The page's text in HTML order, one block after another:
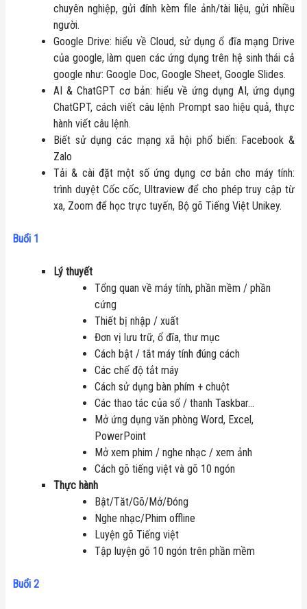
chuyên nghiệp, gửi đính kèm file ảnh/tài liệu, gửi nhiều
người.
Google Drive: hiểu về Cloud, sử dụng ổ đĩa mạng Drive
của google, làm quen các ứng dụng trên hệ sinh thái cả
google như: Google Doc, Google Sheet, Google Slides.
AI & ChatGPT cơ bản: hiểu về ứng dụng AI, ứng dụng
ChatGPT, cách viết câu lệnh Prompt sao hiệu quả, thực
hành viết câu lệnh.
Biết sử dụng các mạng xã hội phổ biến: Facebook &
Zalo
Tải & cài đặt một số ứng dụng cơ bản cho máy tính:
trình duyệt Cốc cốc, Ultraview để cho phép truy cập từ
xa, Zoom để học trực tuyến, Bộ gõ Tiếng Việt Unikey.
Buổi 1
Lý thuyết
Tổng quan về máy tính, phần mềm / phần
cứng
Thiết bị nhập / xuất
Đơn vị lưu trữ, ổ đĩa, thư mục
Cách bật / tắt máy tính đúng cách
Các chế độ tắt máy
Cách sử dụng bàn phím + chuột
Các thao tác của sổ / thanh Taskbar…
Mở ứng dụng văn phòng Word, Excel,
PowerPoint
Mở xem phim / nghe nhạc / xem ảnh
Cách gõ tiếng việt và gõ 10 ngón
Thực hành
Bật/Tăt/Gõ/Mở/Đóng
Nghe nhạc/Phim offline
Luyện gõ Tiếng việt
Tập luyện gõ 10 ngón trên phần mềm
Buổi 2